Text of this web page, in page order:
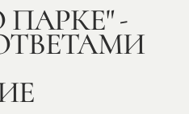
-